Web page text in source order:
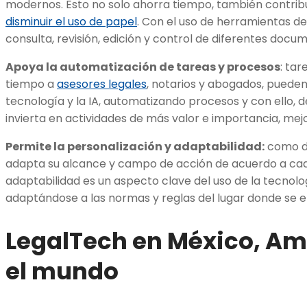
modernos. Esto no solo ahorra tiempo, también
disminuireluso de papel. Con el uso de herramientas
consulta, revisión, edición y control de diferentes
Apoya la automatización de tareas y procesos:
tiempo a asesores legales, notarios y abogados,
tecnología y la IA, automatizando procesos y con ello,
invierta en actividades de más valor e importancia,
Permite la personalización y adaptabilidad:como
adapta su alcance y campo de acción de acuerdo a
adaptabilidad es un aspecto clave del uso de la
adaptándose a las normas y reglas del lugar donde se
LegalTech en México,
el mundo